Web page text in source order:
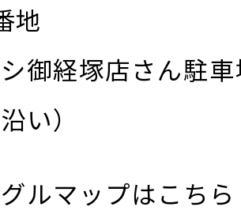
地
御経塚店さん駐
い）
ルマップはこちら